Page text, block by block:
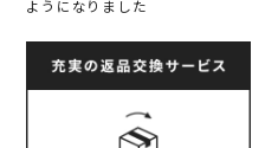
ようになりました